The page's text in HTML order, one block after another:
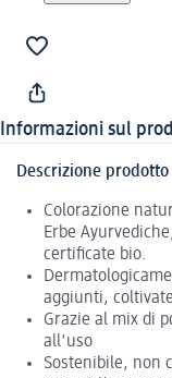
Informazioni sul
Descrizione prodotto
Colorazione
Erbe
certificate bio.
aggiunti,
Grazie al mix di
all'uso
Sostenibile, non